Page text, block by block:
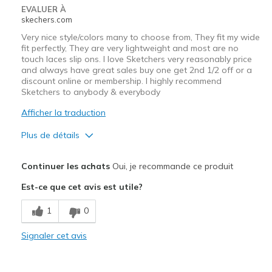
Sizing
View On Shoes
EVALUER À
skechers.com
Very nice style/colors many to choose from, They fit my wide
fit perfectly, They are very lightweight and most are no
touch laces slip ons. I love Sketchers very reasonably price
and always have great sales buy one get 2nd 1/2 off or a
discount online or membership. I highly recommend
Sketchers to anybody & everybody
Afficher la traduction
Plus de détails
Breathe Well
Comfortable
Continuer les achatsOui, je recommande ce produit
Est-ce que cet avis est utile?
1 0
Signaler cet avis